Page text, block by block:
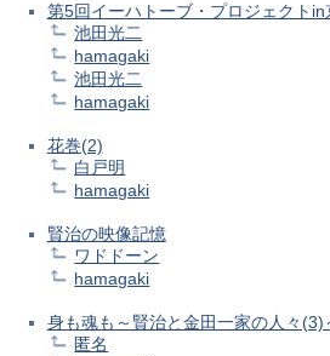
第5回イーハトーブ・プロジェクトin
池田光二
hamagaki
池田光二
hamagaki
花巻(2)
白戸明
hamagaki
賢治の映像記憶
ワドドーン
hamagaki
身も魂も～賢治と金田一家の人々(3)
匿名